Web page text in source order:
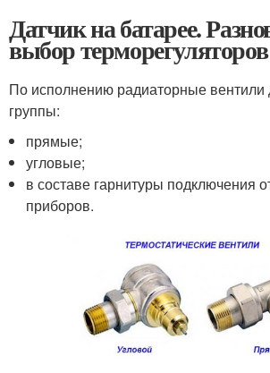
Датчик на батарее.
выбор терморегуляторов
По исполнению радиаторные вентили
группы:
прямые;
угловые;
в составе гарнитуры подключения
приборов.